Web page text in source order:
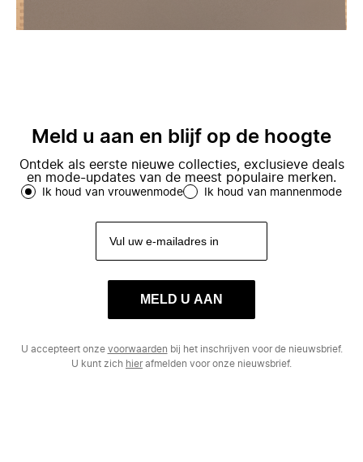
Meld u aan en blijf op de hoogte
Ontdek als eerste nieuwe collecties, exclusieve deals
en mode-updates van de meest populaire merken.
Ik houd van vrouwenmode Ik houd van mannenmode
MELD U AAN
U accepteert onze voorwaarden bij het inschrijven voor de nieuwsbrief.
U kunt zich hierafmelden voor onze nieuwsbrief.